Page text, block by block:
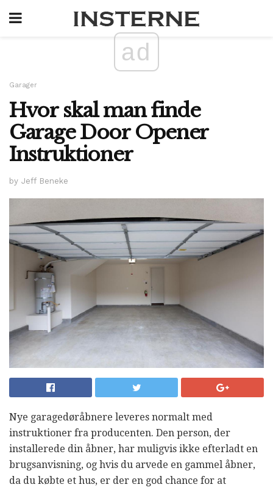
ad
Garager
Hvor skal man finde
Garage Door Opener
Instruktioner
by Jeff Beneke
Nye garagedøråbnere leveres normalt med
instruktioner fra producenten. Den person, der
installerede din åbner, har muligvis ikke efterladt en
brugsanvisning, og hvis du arvede en gammel åbner,
da du købte et hus, er der en god chance for at